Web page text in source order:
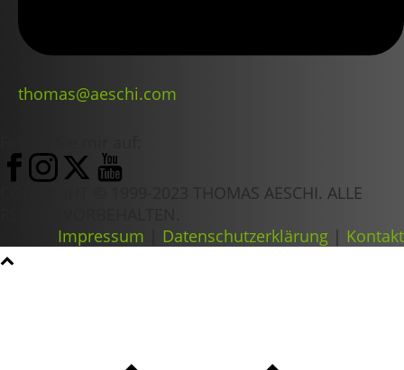
thomas@aeschi.com
COPYRIGHT © 1999-2023 THOMAS AESCHI. ALLE
Impressum
Datenschutzerklärung | Kontakt